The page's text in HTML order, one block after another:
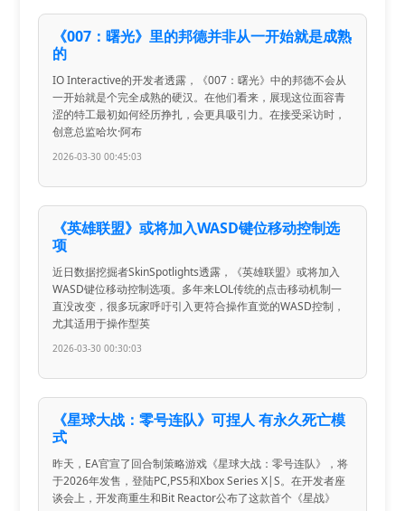
《007：曙光》里的邦德并非从一开始就是成熟
的
IO Interactive的开发者透露，《007：曙光》中的邦德不会从
一开始就是个完全成熟的硬汉。在他们看来，展现这位面容青
涩的特工最初如何经历挣扎，会更具吸引力。在接受采访时，
创意总监哈坎·阿布
2026-03-30 00:45:03
《英雄联盟》或将加入WASD键位移动控制选
项
近日数据挖掘者SkinSpotlights透露，《英雄联盟》或将加入
WASD键位移动控制选项。多年来LOL传统的点击移动机制一
直没改变，很多玩家呼吁引入更符合操作直觉的WASD控制，
尤其适用于操作型英
2026-03-30 00:30:03
《星球大战：零号连队》可捏人 有永久死亡模
式
昨天，EA官宣了回合制策略游戏《星球大战：零号连队》，将
于2026年发售，登陆PC,PS5和Xbox Series X|S。在开发者座
谈会上，开发商重生和Bit Reactor公布了这款首个《星战》